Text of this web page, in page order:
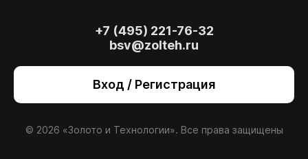
+7 (495) 221-76-32
bsv@zolteh.ru
Вход / Регистрация
© 2026 «Золото и Технологии». Все права защищены
также для анализа сайта и улучшения
сайт, вы даете согласиена использование